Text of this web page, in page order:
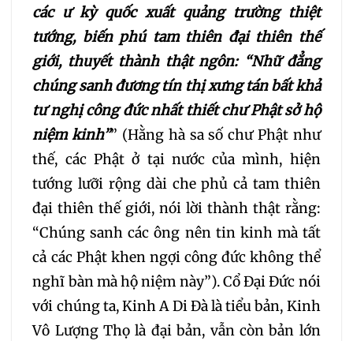
các ư kỳ quốc xuất quảng trường thiệt
tướng, biến phú tam thiên đại thiên thế
giới, thuyết thành thật ngôn: “Nhữ đẳng
chúng sanh đương tín thị xưng tán bất khả
tư nghị công đức nhất thiết chư Phật sở hộ
niệm kinh”” (Hằng hà sa số chư Phật như
thế, các Phật ở tại nước của mình, hiện
tướng lưỡi rộng dài che phủ cả tam thiên
đại thiên thế giới, nói lời thành thật rằng:
“Chúng sanh các ông nên tin kinh mà tất
cả các Phật khen ngợi công đức không thể
nghĩ bàn mà hộ niệm này”). Cổ Đại Đức nói
với chúng ta, Kinh A Di Đà là tiểu bản, Kinh
Vô Lượng Thọ là đại bản, vẫn còn bản lớn